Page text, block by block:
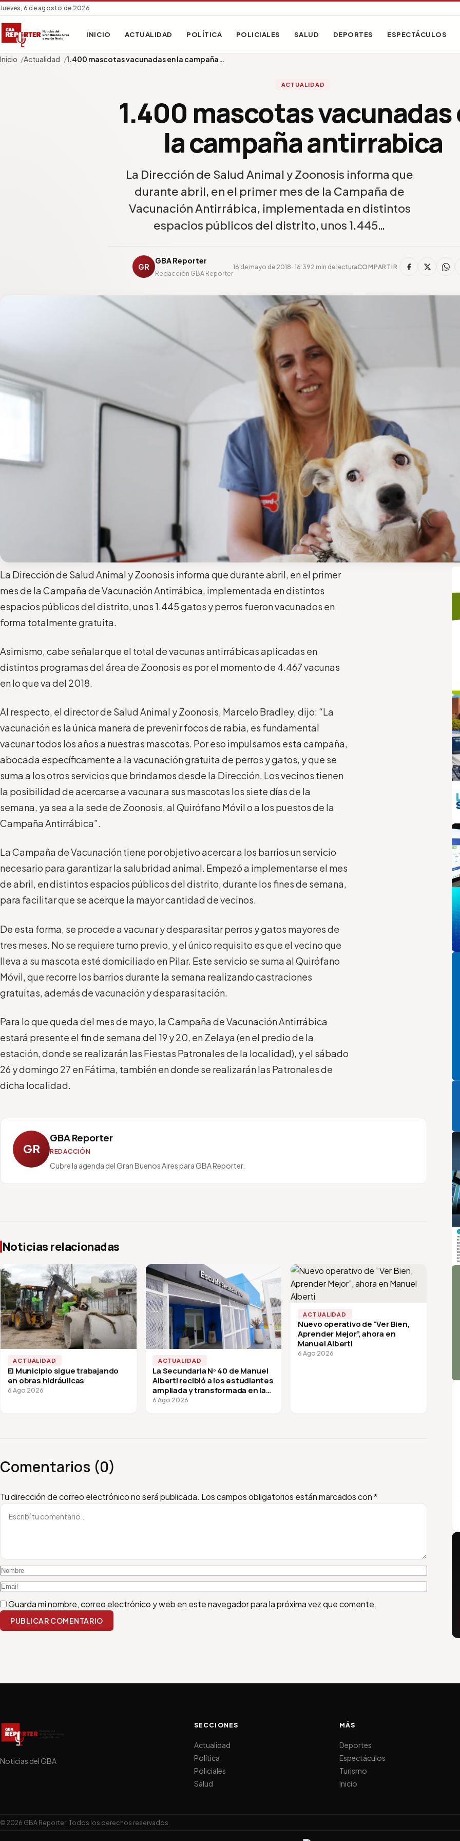
Jueves, 6 de agosto de 2026
INICIO ACTUALIDAD POLÍTICA POLICIALES SALUD DEPORTES ESPECTÁCULOS
Inicio Actualidad 1.400 mascotas vacunadas en la campaña…
ACTUALIDAD
1.400 mascotas vacunadas
la campaña antirrabica
La Dirección de Salud Animal y Zoonosis informa que
durante abril, en el primer mes de la Campaña de
Vacunación Antirrábica, implementada en distintos
espacios públicos del distrito, unos 1.445…
GR
GBA Reporter
Redacción GBA Reporter
16 de mayo de 2018 · 16:392 min de lecturaCOMPARTIR
La Dirección de Salud Animal y Zoonosis informa que durante abril, en el primer
mes de la Campaña de Vacunación Antirrábica, implementada en distintos
espacios públicos del distrito, unos 1.445 gatos y perros fueron vacunados en
forma totalmente gratuita.
Asimismo, cabe señalar que el total de vacunas antirrábicas aplicadas en
distintos programas del área de Zoonosis es por el momento de 4.467 vacunas
en lo que va del 2018.
Al respecto, el director de Salud Animal y Zoonosis, Marcelo Bradley, dijo: “La
vacunación es la única manera de prevenir focos de rabia, es fundamental
vacunar todos los años a nuestras mascotas. Por eso impulsamos esta campaña,
abocada específicamente a la vacunación gratuita de perros y gatos, y que se
suma a los otros servicios que brindamos desde la Dirección. Los vecinos tienen
la posibilidad de acercarse a vacunar a sus mascotas los siete días de la
semana, ya sea a la sede de Zoonosis, al Quirófano Móvil o a los puestos de la
Campaña Antirrábica”.
La Campaña de Vacunación tiene por objetivo acercar a los barrios un servicio
necesario para garantizar la salubridad animal. Empezó a implementarse el mes
de abril, en distintos espacios públicos del distrito, durante los fines de semana,
para facilitar que se acerque la mayor cantidad de vecinos.
De esta forma, se procede a vacunar y desparasitar perros y gatos mayores de
tres meses. No se requiere turno previo, y el único requisito es que el vecino que
lleva a su mascota esté domiciliado en Pilar. Este servicio se suma al Quirófano
Móvil, que recorre los barrios durante la semana realizando castraciones
gratuitas, además de vacunación y desparasitación.
Para lo que queda del mes de mayo, la Campaña de Vacunación Antirrábica
estará presente el fin de semana del 19 y 20, en Zelaya (en el predio de la
estación, donde se realizarán las Fiestas Patronales de la localidad), y el sábado
26 y domingo 27 en Fátima, también en donde se realizarán las Patronales de
dicha localidad.
GR
GBA Reporter
REDACCIÓN
Cubre la agenda del Gran Buenos Aires para GBA Reporter.
Noticias relacionadas
ACTUALIDAD
El Municipio sigue trabajando
en obras hidráulicas
6 Ago 2026
ACTUALIDAD
La Secundaria Nº 40 de Manuel
Alberti recibió a los estudiantes
ampliada y transformada en la
vuelta a clases
6 Ago 2026
ACTUALIDAD
Nuevo operativo de “Ver Bien,
Aprender Mejor”, ahora en
Manuel Alberti
6 Ago 2026
Comentarios (0)
Tu dirección de correo electrónico no será publicada. Los campos obligatorios están marcados con*
Escribí tu comentario
Nombre
Email
Guarda mi nombre, correo electrónico y web en este navegador para la próxima vez que comente.
PUBLICAR COMENTARIO
Noticias del GBA
SECCIONES
Actualidad
Política
Policiales
Salud
MÁS
Deportes
Espectáculos
Turismo
Inicio
© 2026 GBA Reporter. Todos los derechos reservados.